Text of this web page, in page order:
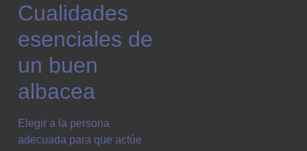
Cualidades
esenciales de
un buen
albacea
Elegir a la persona
adecuada para que actúe